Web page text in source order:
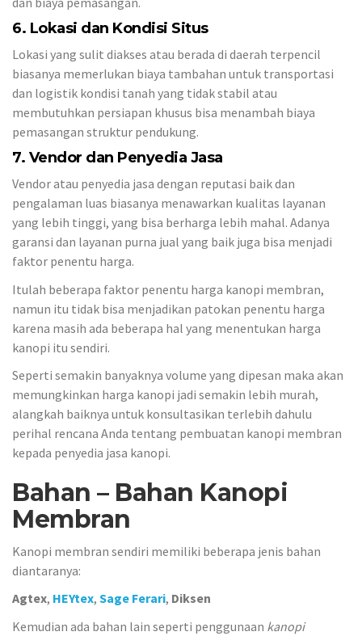
6. Lokasi dan Kondisi Situs
Lokasi yang sulit diakses atau berada di daerah terpencil
biasanya memerlukan biaya tambahan untuk transportasi
dan logistik kondisi tanah yang tidak stabil atau
membutuhkan persiapan khusus bisa menambah biaya
pemasangan struktur pendukung.
7. Vendor dan Penyedia Jasa
Vendor atau penyedia jasa dengan reputasi baik dan
pengalaman luas biasanya menawarkan kualitas layanan
yang lebih tinggi, yang bisa berharga lebih mahal. Adanya
garansi dan layanan purna jual yang baik juga bisa menjadi
faktor penentu harga.
Itulah beberapa faktor penentu harga kanopi membran,
namun itu tidak bisa menjadikan patokan penentu harga
karena masih ada beberapa hal yang menentukan harga
kanopi itu sendiri.
Seperti semakin banyaknya volume yang dipesan maka akan
memungkinkan harga kanopi jadi semakin lebih murah,
alangkah baiknya untuk konsultasikan terlebih dahulu
perihal rencana Anda tentang pembuatan kanopi membran
kepada penyedia jasa kanopi.
Bahan – Bahan Kanopi
Membran
Kanopi membran sendiri memiliki beberapa jenis bahan
diantaranya:
Agtex, HEYtex, Sage Ferari, Diksen
Kemudian ada bahan lain seperti penggunaan kanopi